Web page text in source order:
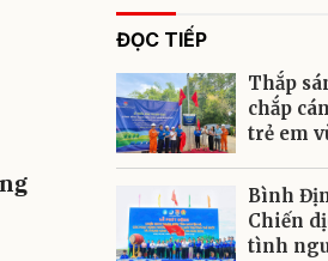
ĐỌC TIẾP
Thắp
chắp
trẻ em
Bình
Chiến
tình
Gửi